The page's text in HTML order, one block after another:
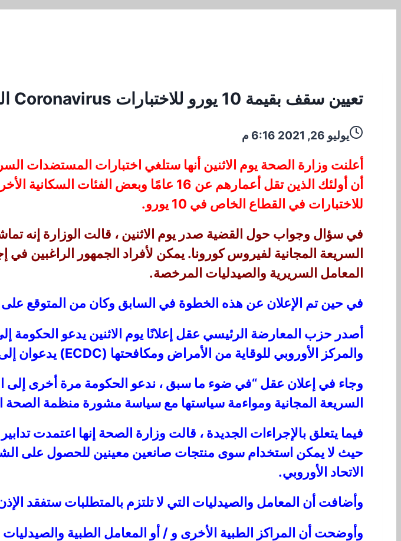
تعيين سقف بقيمة 10 يورو للاختبارات Coronavirus السريعة والتي كان كفحص مجاني للجميع
يوليو 26, 2021 6:16 م
أن أولئك الذين تقل أعمارهم عن 16 عامًا
للاختبارات في القطاع الخاص في 10 يورو.
المعامل السريرية والصيدليات المرخصة.
في حين تم الإعلان عن هذه الخطوة في السابق وكان من المتوقع على
والمركز الأوروبي للوقاية من الأمراض ومكافحتها (ECDC) يدعوان إلى الوصول المجاني للاختبارات.
وجاء في إعلان عقل “في ضوء ما سبق ، ندعو الحكومة مرة أخرى إلى
السريعة المجانية ومواءمة سياستها مع سياسة مشورة منظمة الصحة
فيما يتعلق بالإجراءات الجديدة ، قالت وزارة الصحة إنها اعتمدت
حيث لا يمكن استخدام سوى منتجات صانعين معينين للحصول على
الاتحاد الأوروبي.
وأضافت أن المعامل والصيدليات التي لا تلتزم بالمتطلبات ستفقد الإذن
وأوضحت أن المراكز الطبية الأخرى و / أو المعامل الطبية